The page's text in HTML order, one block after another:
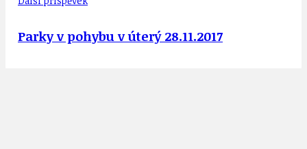
Parky v pohybu v úterý 28.11.2017